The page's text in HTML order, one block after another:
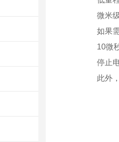
微米
如果
10微
停止
此外